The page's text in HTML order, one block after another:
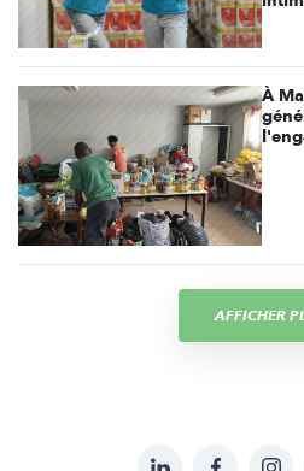
À
AFFICHER
LinkedInFacebook